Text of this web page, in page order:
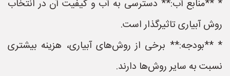
* **منابع آب:** دسترسی به آب و کیفیت آن در انتخاب
روش آبیاری تاثیرگذار است.
* **بودجه:** برخی از روش‌های آبیاری، هزینه بیشتری
نسبت به سایر روش‌ها دارند.